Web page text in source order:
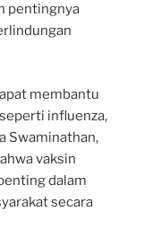
pentingnya
membantu
influenza,
Swaminathan,
vaksin
dalam
secara